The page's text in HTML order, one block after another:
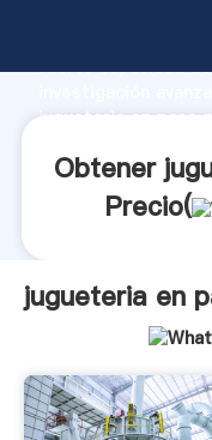
fuerte capacidad
jugueteria en paso
Obtener
Precio(
jugueteria en